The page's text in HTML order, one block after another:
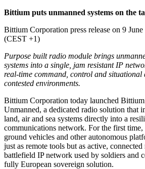
Bittium puts unmanned systems on the
Bittium Corporation press release on 9
(CEST +1)
Purpose built radio module brings
systems into a single, jam resistant IP
real-time command, control and situational
contested environments.
Bittium Corporation today launched
Unmanned, a dedicated radio solution that
land, air and sea systems directly into a
communications network. For the first time,
ground vehicles and other autonomous
just as remote tools but as active,
battlefield IP network used by soldiers and
fully European sovereign solution.